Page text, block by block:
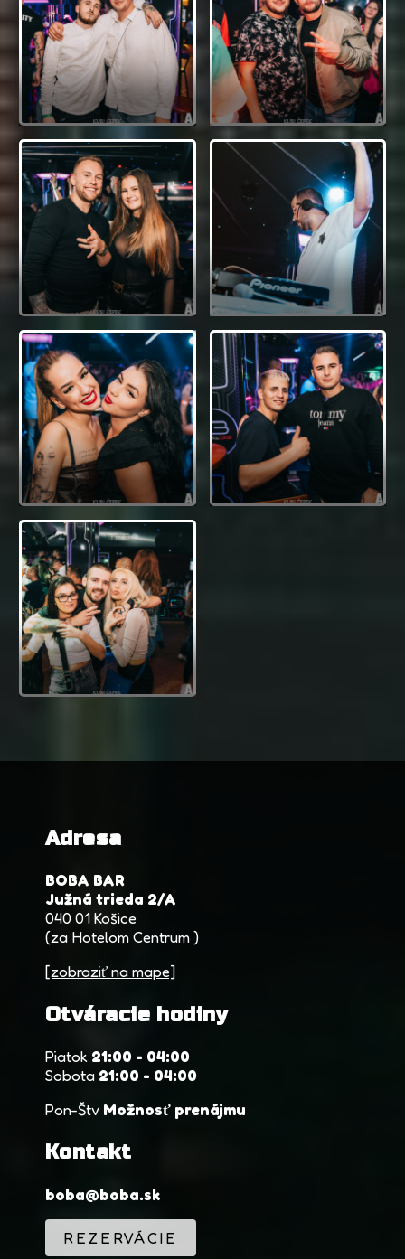
Adresa
BOBA BAR
Južná trieda 2/A
040 01 Košice
(za Hotelom Centrum )
[zobraziť na mape]
Otváracie hodiny
Piatok 21:00 - 04:00
Sobota 21:00 - 04:00
Pon-Štv Možnosť prenájmu
Kontakt
boba@boba.sk
REZERVÁCIE